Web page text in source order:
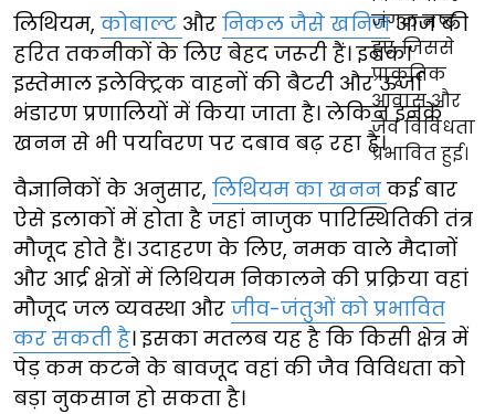
लिथियम, कोबाल्ट और निकल जैसे खनिजआज की
हरित तकनीकों के लिए बेहद जरूरी हैं। इनका
इस्तेमाल इलेक्ट्रिक वाहनों की बैटरी और ऊर्जा
भंडारण प्रणालियों में किया जाता है। लेकिन इनके
खनन से भी पर्यावरण पर दबाव बढ़ रहा है।
वैज्ञानिकों के अनुसार, लिथियम का खनन कई बार
ऐसे इलाकों में होता है जहां नाजुक पारिस्थितिकी तंत्र
मौजूद होते हैं। उदाहरण के लिए, नमक वाले मैदानों
और आर्द्र क्षेत्रों में लिथियम निकालने की प्रक्रिया वहां
मौजूद जल व्यवस्था और जीव-जंतुओं को प्रभावित
कर सकती है। इसका मतलब यह है कि किसी क्षेत्र में
पेड़ कम कटने के बावजूद वहां की जैव विविधता को
बड़ा नुकसान हो सकता है।